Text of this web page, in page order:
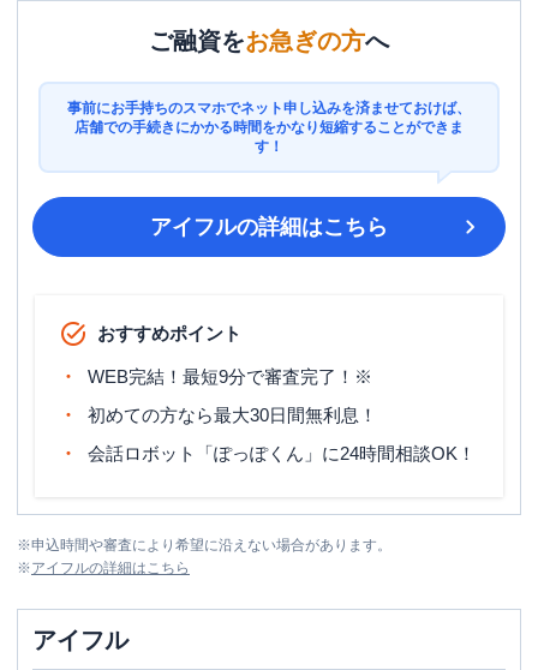
ご融資をお急ぎの方へ
事前にお手持ちのスマホでネット申し込みを済ませておけば、
店舗での手続きにかかる時間をかなり短縮することができま
す！
アイフルの詳細はこちら
おすすめポイント
WEB完結！最短9分で審査完了！※
初めての方なら最大30日間無利息！
会話ロボット「ぽっぽくん」に24時間相談OK！
※申込時間や審査により希望に沿えない場合があります。
※アイフルの詳細はこちら
アイフル